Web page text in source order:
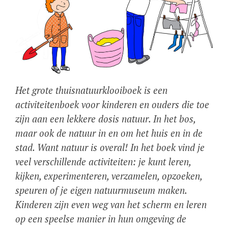
Het grote thuisnatuurklooiboekis een
activiteitenboek voor kinderen en ouders die toe
zijn aan een lekkere dosis natuur. In het bos,
maar ook de natuur in en om het huis en in de
stad. Want natuur is overal! In het boek vind je
veel verschillende activiteiten: je kunt leren,
kijken, experimenteren, verzamelen, opzoeken,
speuren of je eigen natuurmuseum maken.
Kinderen zijn even weg van het scherm en leren
op een speelse manier in hun omgeving de